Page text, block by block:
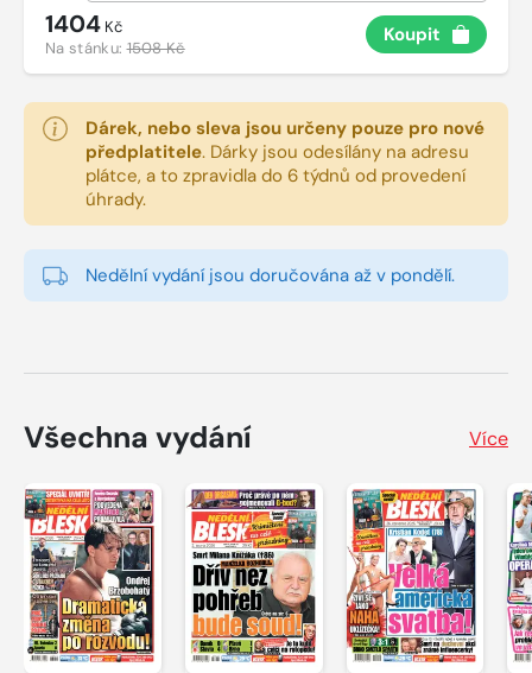
1404 Kč
Na stánku:1508 Kč
Koupit
Dárek, nebo sleva jsou určeny pouze pro nové
předplatitele. Dárky jsou odesílány na adresu
plátce, a to zpravidla do 6 týdnů od provedení
úhrady.
Nedělní vydání jsou doručována až v pondělí.
Všechna vydání Více